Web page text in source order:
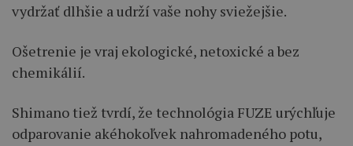
vydržať dlhšie a udrží vaše nohy sviežejšie.
Ošetrenie je vraj ekologické, netoxické a bez
chemikálií.
Shimano tiež tvrdí, že technológia FUZE urýchľuje
odparovanie akéhokoľvek nahromadeného potu,